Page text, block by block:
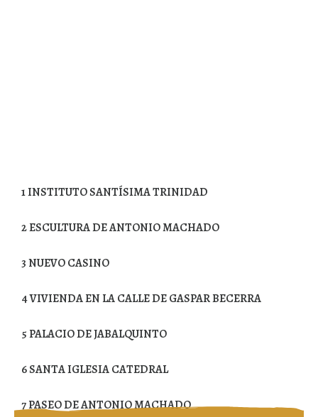
1INSTITUTO SANTÍSIMA TRINIDAD
2ESCULTURA DE ANTONIO MACHADO
3NUEVO CASINO
4VIVIENDA EN LA CALLE DE GASPAR BECERRA
5PALACIO DE JABALQUINTO
6SANTA IGLESIA CATEDRAL
7PASEO DE ANTONIO MACHADO